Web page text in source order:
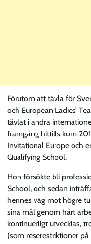
Förutom att tävla för
och European Ladies’
tävlat i andra
framgång hittills kom
Invitational Europe och
Qualifying School.
Hon försökte bli
School, och sedan
hennes väg mot högre
sina mål genom hårt
kontinuerligt utvecklas,
(som reserestriktioner